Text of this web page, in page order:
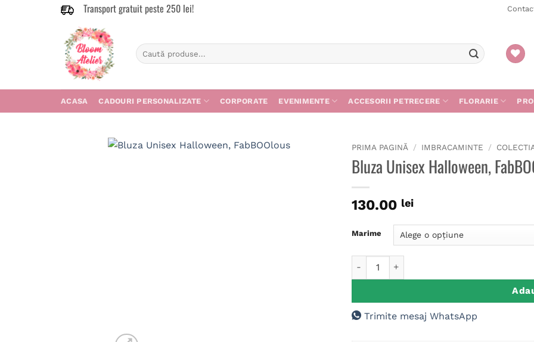
Transport gratuit peste 250 lei!
Caută
după:
ACASA CADOURI PERSONALIZATE CORPORATE EVENIMENTE ACCESORII PETRECERE FLORARIE
PRIMA PAGINĂ / IMBRACAMINTE /
Bluza Unisex Halloween,
130.00 lei
Marime
Trimite mesaj WhatsApp